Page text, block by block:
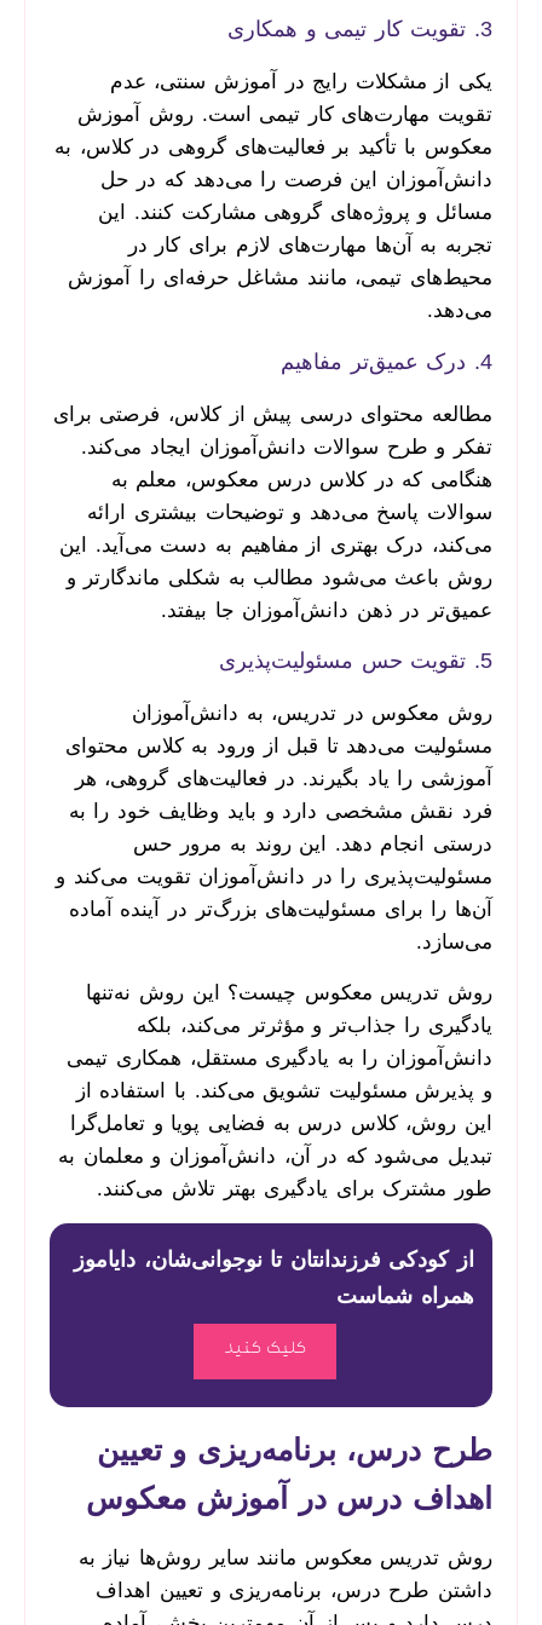
3. تقویت کار تیمی و همکاری
یکی از مشکلات رایج در آموزش سنتی، عدم
تقویت مهارت‌های کار تیمی است. روش آموزش
معکوس با تأکید بر فعالیت‌های گروهی در کلاس، به
دانش‌آموزان این فرصت را می‌دهد که در حل
مسائل و پروژه‌های گروهی مشارکت کنند. این
تجربه به آن‌ها مهارت‌های لازم برای کار در
محیط‌های تیمی، مانند مشاغل حرفه‌ای را آموزش
می‌دهد.
4. درک عمیق‌تر مفاهیم
مطالعه محتوای درسی پیش از کلاس، فرصتی برای
تفکر و طرح سوالات دانش‌آموزان ایجاد می‌کند.
هنگامی که در کلاس درس معکوس، معلم به
سوالات پاسخ می‌دهد و توضیحات بیشتری ارائه
می‌کند، درک بهتری از مفاهیم به دست می‌آید. این
روش باعث می‌شود مطالب به شکلی ماندگارتر و
عمیق‌تر در ذهن دانش‌آموزان جا بیفتد.
5. تقویت حس مسئولیت‌پذیری
روش معکوس در تدریس، به دانش‌آموزان
مسئولیت می‌دهد تا قبل از ورود به کلاس محتوای
آموزشی را یاد بگیرند. در فعالیت‌های گروهی، هر
فرد نقش مشخصی دارد و باید وظایف خود را به
درستی انجام دهد. این روند به مرور حس
مسئولیت‌پذیری را در دانش‌آموزان تقویت می‌کند و
آن‌ها را برای مسئولیت‌های بزرگ‌تر در آینده آماده
می‌سازد.
روش تدریس معکوس چیست؟ این روش نه‌تنها
یادگیری را جذاب‌تر و مؤثرتر می‌کند، بلکه
دانش‌آموزان را به یادگیری مستقل، همکاری تیمی
و پذیرش مسئولیت تشویق می‌کند. با استفاده از
این روش، کلاس درس به فضایی پویا و تعامل‌گرا
تبدیل می‌شود که در آن، دانش‌آموزان و معلمان به
طور مشترک برای یادگیری بهتر تلاش می‌کنند.
از کودکی فرزندانتان تا نوجوانی‌شان، دایاموز
همراه شماست
کلیک کنید
طرح درس، برنامه‌ریزی و تعیین
اهداف درس در آموزش معکوس
روش تدریس معکوس مانند سایر روش‌ها نیاز به
داشتن طرح درس، برنامه‌ریزی و تعیین اهداف